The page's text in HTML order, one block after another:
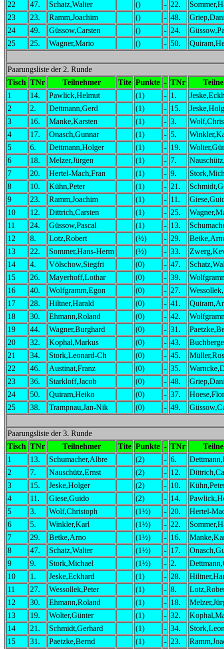
22
47. Schatz,Walter () - 22.
23
23. Ramm,Joachim () - 48.
24
49. Güssow,Carsten () - 24.
25
25. Wagner,Mario () - 50.
Paarungsliste der 2. Runde
Tisch TNr Teilnehmer Tite Punkte - TNr
1
14. Pawlick,Helmut (1) - 1.
2
2. Dettmann,Gerd (1) - 15.
3
16. Manke,Karsten (1) - 3.
4
17. Onasch,Gunnar (1) - 5.
5
6. Dettmann,Holger (1) - 19.
6
18. Melzer,Jürgen (1) - 7.
7
20. Hertel-Mach,Fran (1) - 9.
8
10. Kühn,Peter (1) - 21.
9
23. Ramm,Joachim (1) - 11.
10
12. Dittrich,Carsten (1) - 25.
11
24. Güssow,Pascal (1) - 13.
12
8. Lotz,Robert (½) - 29.
13
22. Sommer,Hans-Herm (½) - 33.
14
4. Völschow,Siegfri (0) - 47.
15
26. Mayerhoff,Lothar (0) - 39.
16
40. Wolfgramm,Egon (0) - 27.
17
28. Hiltner,Harald (0) - 41.
18
30. Ehmann,Roland (0) - 42.
19
44. Wagner,Burghard (0) - 31.
20
32. Kophal,Markus (0) - 43.
21
34. Stork,Leonard-Ch (0) - 45.
22
46. Austinat,Franz (0) - 35.
23
36. Starkloff,Jacob (0) - 48.
24
50. Quiram,Heiko (0) - 37.
25
38. Trampnau,Jan-Nik (0) - 49.
Paarungsliste der 3. Runde
Tisch TNr Teilnehmer Tite Punkte - TNr
1
13. Schumacher,Albre (2) - 6.
2
7. Nauschütz,Ernst (2) - 12.
3
15. Jeske,Holger (2) - 10.
4
11. Giese,Guido (2) - 14.
5
3. Wolf,Christoph (1½) - 20.
Hertel-
6
5. Winkler,Karl (1½) - 22.
7
29. Betke,Arno (1½) - 16.
8
47. Schatz,Walter (1½) - 17.
9
9. Stork,Michael (1½) - 2.
10
1. Jeske,Eckhard (1) - 28.
11
27. Wessollek,Peter (1) - 8.
12
30. Ehmann,Roland (1) - 18.
13
19. Wolter,Günter (1) - 32.
14
21. Schmidt,Gerhard (1) - 34.
15
31. Paetzke,Bernd (1) - 23.